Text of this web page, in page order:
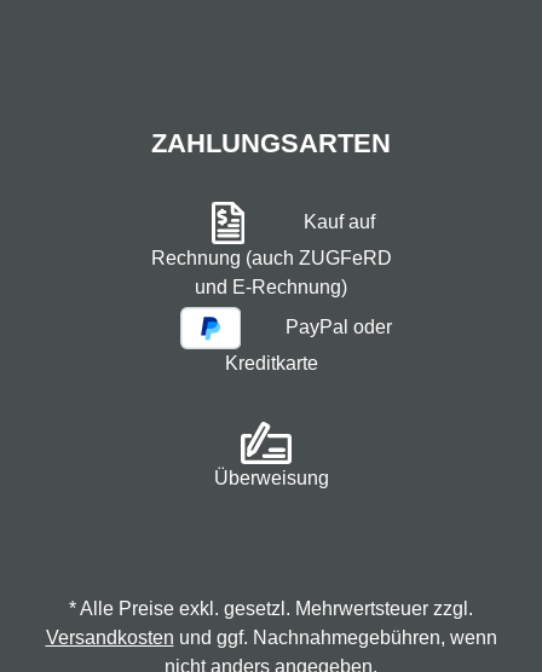
ZAHLUNGSARTEN
Kauf auf
Rechnung (auch ZUGFeRD
und E-Rechnung)
PayPal oder
Kreditkarte
Überweisung
* Alle Preise exkl. gesetzl. Mehrwertsteuer zzgl.
Versandkosten und ggf. Nachnahmegebühren, wenn
nicht anders angegeben.